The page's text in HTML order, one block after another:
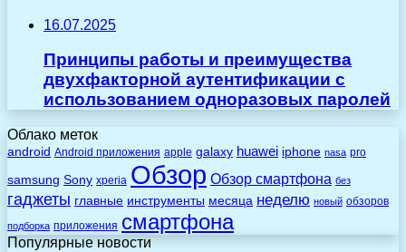
16.07.2025
Принципы работы и преимущества
двухфакторной аутентификации с
использованием одноразовых паролей
Облако меток
android Android приложения apple galaxy huawei iphone nasa pro
samsung Sony xperia Обзор Обзор смартфона без
гаджеты главные инструменты месяца неделю новый обзоров
подборка приложения смартфона
Популярные новости